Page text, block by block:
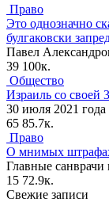
Право
Это однозначно
булгаковски
Павел
39 100к.
Общество
Израиль со своей
30 июля 2021
65 85.7к.
Право
О мнимых штрафах
Главные санврачи
15 72.9к.
Свежие записи